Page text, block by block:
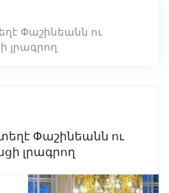
Փաշինեանն ու
լրագրող
Փաշինեանն ու
լրագրող